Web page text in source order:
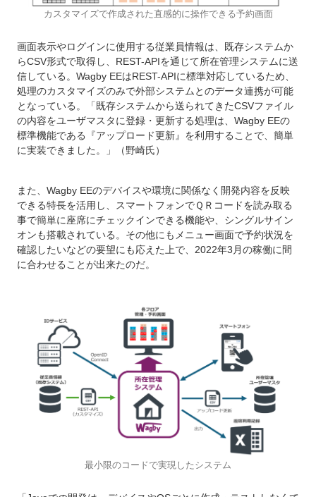
カスタマイズで作成された直感的に操作できる予約画面
画面表示やログインに使用する従業員情報は、既存システムか
らCSV形式で取得し、REST-APIを通じて所在管理システムに送
信している。Wagby EEはREST-APIに標準対応しているため、
処理のカスタマイズのみで外部システムとのデータ連携が可能
となっている。「既存システムから送られてきたCSVファイル
の内容をユーザマスタに登録・更新する処理は、Wagby EEの
標準機能である『アップロード更新』を利用することで、簡単
に実装できました。」（野崎氏）
また、Wagby EEのデバイスや環境に関係なく開発内容を反映
できる特長を活用し、スマートフォンでＱＲコードを読み取る
事で簡単に座席にチェックインできる機能や、シングルサイン
オンも搭載されている。その他にもメニュー画面で予約状況を
確認したいなどの要望にも応えた上で、2022年3月の稼働に間
に合わせることが出来たのだ。
最小限のコードで実現したシステム